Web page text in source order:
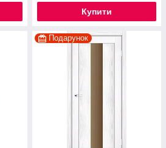
Купити
Подарунок